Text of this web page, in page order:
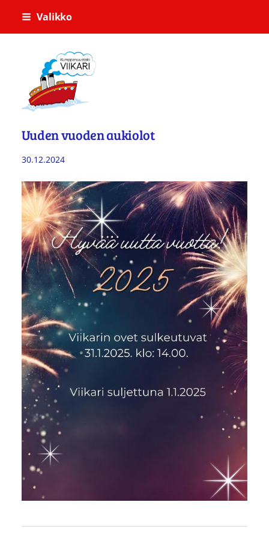
Siirry
Valikko
Kumppanuustalo Viikari
Uuden vuoden aukiolot
30.12.2024